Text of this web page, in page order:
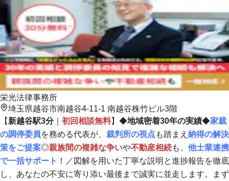
栄光法律事務所
埼玉県越谷市南越谷4-11-1 南越谷株竹ビル3階
【 新越谷駅3分｜ 初回相談無料】◆地域密着30年の実績◆家裁
の調停委員を務める代表が、 裁判所の視点 も踏まえ 納得の解決
策をご提案◎親族間の複雑な争いや不動産相続も、 他士業連携
で一括サポート ！／ 図解を用いた丁寧な説明 と進捗報告を徹底
し、 あなたの不安に寄り添い最後まで誠実に並走します。まず